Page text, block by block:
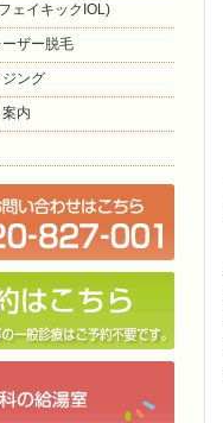
ェイキックIOL)
ザー脱毛
ング
内